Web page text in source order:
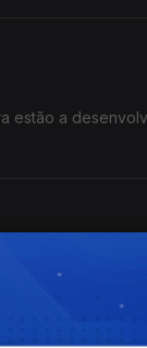
estão a
de